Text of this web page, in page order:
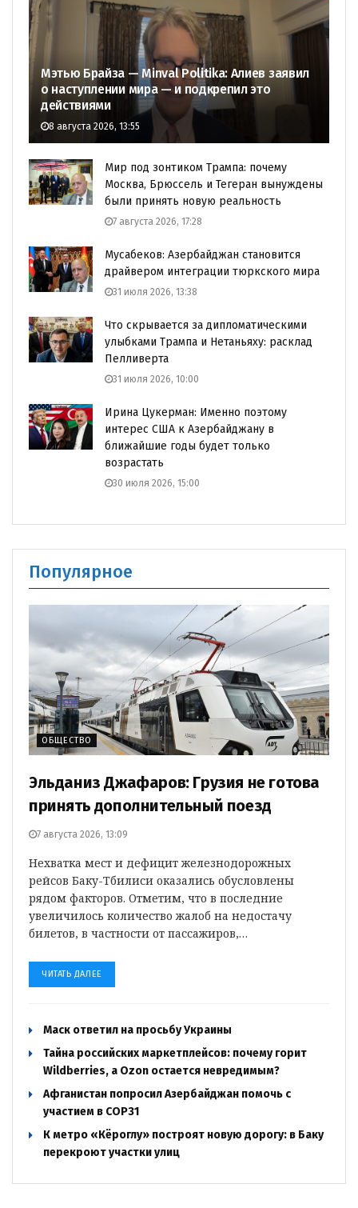
Мэтью Брайза — Minval Politika: Алиев заявил
о наступлении мира — и подкрепил это
действиями
8 августа 2026, 13:55
Мир под зонтиком Трампа: почему
Москва, Брюссель и Тегеран вынуждены
были принять новую реальность
7 августа 2026, 17:28
Мусабеков: Азербайджан становится
драйвером интеграции тюркского мира
31 июля 2026, 13:38
Что скрывается за дипломатическими
улыбками Трампа и Нетаньяху: расклад
Пелливерта
31 июля 2026, 10:00
Ирина Цукерман: Именно поэтому
интерес США к Азербайджану в
ближайшие годы будет только
возрастать
30 июля 2026, 15:00
Популярное
ОБЩЕСТВО
Эльданиз Джафаров: Грузия не готова
принять дополнительный поезд
7 августа 2026, 13:09
Нехватка мест и дефицит железнодорожных
рейсов Баку-Тбилиси оказались обусловлены
рядом факторов. Отметим, что в последние
увеличилось количество жалоб на недостачу
билетов, в частности от пассажиров,…
ЧИТАТЬ ДАЛЕЕ
Маск ответил на просьбу Украины
Тайна российских маркетплейсов: почему горит
Wildberries, а Ozon остается невредимым?
Афганистан попросил Азербайджан помочь с
участием в COP31
К метро «Кёроглу» построят новую дорогу: в Баку
перекроют участки улиц